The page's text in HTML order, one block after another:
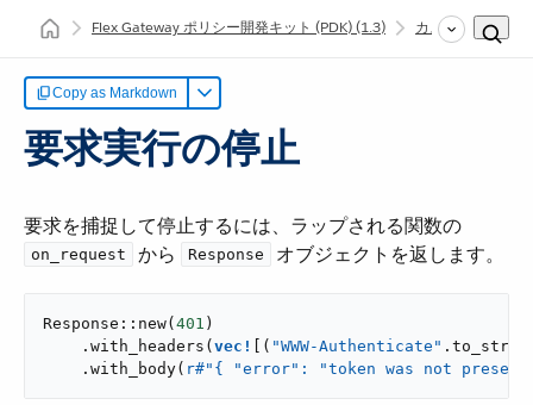
Flex Gateway ポリシー開発キット (PDK)(1.3) カスタムポリシ
Copy as Markdown
要求実行の停止
要求を捕捉して停止するには、ラップされる関数の ​
on_request ​ から ​ Response ​ オブジェクトを返します。
Response::new( 401 )
    .with_headers(
vec! [( "WWW-Authenticate"
    .with_body(
r#"{ "error": "token was not